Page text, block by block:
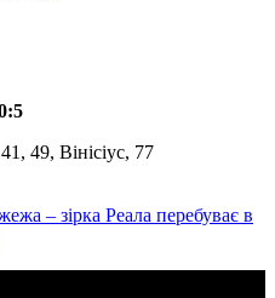
49, Вінісіус, 77
– зірка Реала перебуває в